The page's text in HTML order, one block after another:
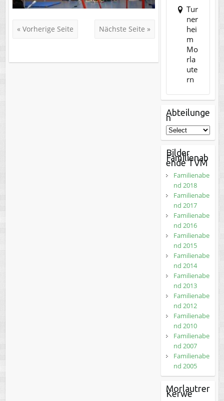
« Vorherige Seite Nächste Seite »
Tur
ner
hei
m
Mo
rla
ute
rn
Abteilunge
n
Bilder
Familienab
ende TVM
Familienabe
nd 2018
Familienabe
nd 2017
Familienabe
nd 2016
Familienabe
nd 2015
Familienabe
nd 2014
Familienabe
nd 2013
Familienabe
nd 2012
Familienabe
nd 2010
Familienabe
nd 2007
Familienabe
nd 2005
Morlautrer
Kerwe